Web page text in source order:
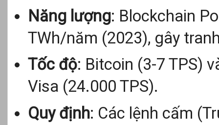
Năng lượng: Blockchain
TWh/năm (2023), gây
Tốc độ: Bitcoin (3-7 TPS)
Visa (24.000 TPS).
Quy định: Các lệnh cấm